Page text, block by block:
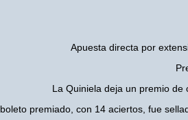
Apuesta directa por
La Quiniela deja un premio
boleto premiado, con 14 aciertos, fue